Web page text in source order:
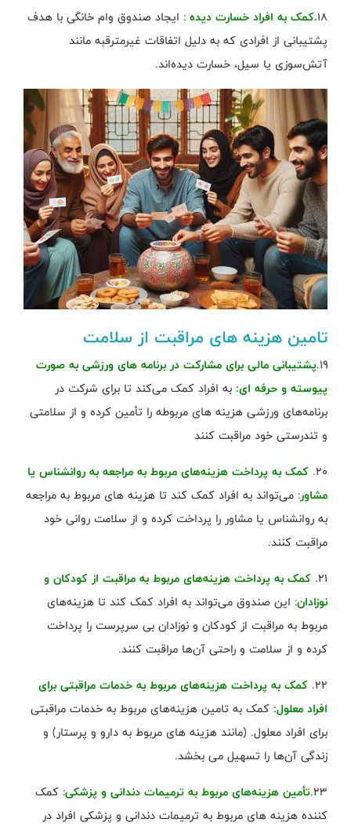
۱۸.کمک به افراد خسارت دیده : ایجاد صندوق وام خانگی با هدف
پشتیبانی از افرادی که به دلیل اتفاقات غیرمترقبه مانند
آتش‌سوزی یا سیل، خسارت دیده‌اند.
تامین هزینه های مراقبت از سلامت
۱۹. پشتیبانی مالی برای مشارکت در برنامه ‌های ورزشی به صورت
پیوسته و حرفه ای: به افراد کمک می‌کند تا برای شرکت در
برنامه‌های ورزشی هزینه‌ های مربوطه را تأمین کرده و از سلامتی
و تندرستی خود مراقبت کنند
۲۰. کمک به پرداخت هزینه‌های مربوط به مراجعه به روانشناس یا
مشاور: می‌تواند به افراد کمک کند تا هزینه ‌های مربوط به مراجعه
به روانشناس یا مشاور را پرداخت کرده و از سلامت روانی خود
مراقبت کنند.
۲۱. کمک به پرداخت هزینه‌های مربوط به مراقبت از کودکان و
نوزادان: این صندوق می‌تواند به افراد کمک کند تا هزینه‌های
مربوط به مراقبت از کودکان و نوزادان بی سرپرست را پرداخت
کرده و از سلامت و راحتی آن‌ها مراقبت کنند.
۲۲. کمک به پرداخت هزینه‌های مربوط به خدمات مراقبتی برای
افراد معلول: کمک به تامین هزینه‌های مربوط به خدمات مراقبتی
برای افراد معلول. (مانند هزینه های مربوط به دارو و پرستار) و
زندگی آن‌ها را تسهیل می بخشد.
۲۳.تأمین هزینه‌های مربوط به ترمیمات دندانی و پزشکی: کمک
کننده هزینه ‌های مربوط به ترمیمات دندانی و پزشکی افراد در